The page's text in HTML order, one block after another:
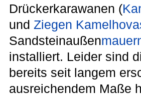
Drückerkarawanen (
und Ziegen
Sandsteinaußen
installiert. Leider sind
bereits seit langem
ausreichendem Maße